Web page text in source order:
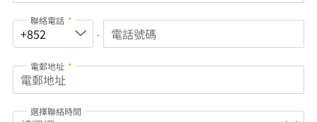
聯絡電話 *
-
電郵地址 *
選擇聯絡時間